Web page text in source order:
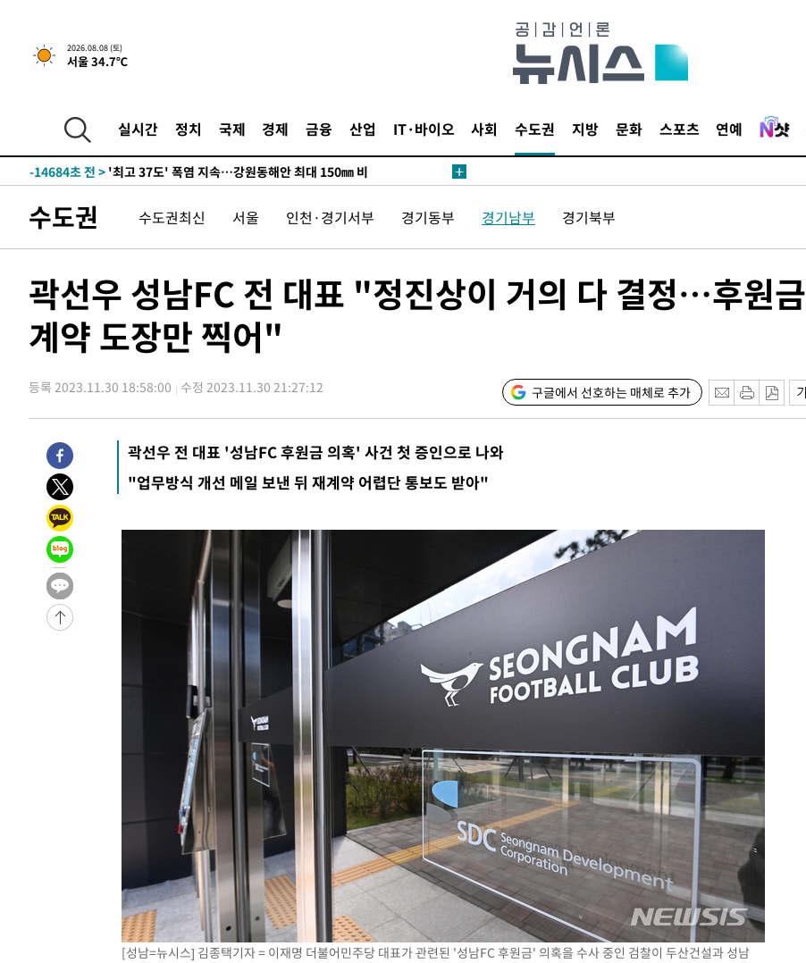
2026.08.08 (토)
서울 34.7℃
실시간 정치 국제 경제 금융 산업 IT·바이오 사회 수도권 지방 문화 스포츠 연예
-7830초 전 > [속보]뉴욕증시 상승 마감…S&P 0.6% 나스닥 1.3%↑
주 날씨]
-27546초 전 >
축구협회 "압수수색·성접대 논란 사과…쇄신의 기회로 삼겠다"
-26063초 전 >
송"
-14684초 전 > '최고 37도' 폭염 지속…강원동해안 최대 150㎜ 비
-30548초 전 >
극한폭염 한풀 꺾이지만…'낮 최고 35도' 무더위, 열대야 계속[다음
-27566초 전 >축구협회 "압수수색·성접대 논란 사과…쇄신의 기회로 삼겠다"
송"
-14704초 전 >'최고 37도' 폭염 지속…강원동해안 최대 150㎜ 비
-7830초 전 >
[속보]뉴욕증시 상승 마감…S&P 0.6% 나스닥 1.3%↑
수도권 수도권최신 서울 인천·경기서부 경기동부 경기남부 경기북부
곽선우 성남FC 전 대표 "정진상이 거의 다 결정…후원금
계약 도장만 찍어"
등록 2023.11.30 18:58:00 수정 2023.11.30 21:27:12 구글에서 선호하는 매체로 추가
곽선우 전 대표 '성남FC 후원금 의혹' 사건 첫 증인으로 나와
"업무방식 개선 메일 보낸 뒤 재계약 어렵단 통보도 받아"
[성남=뉴시스] 김종택기자 = 이재명 더불어민주당 대표가 관련된 '성남FC 후원금' 의혹을 수사 중인 검찰이 두산건설과 성남